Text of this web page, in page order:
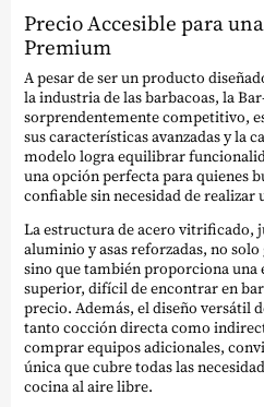
Precio Accesible para
Premium
A pesar de ser un producto
la industria de las barbacoas, la
sorprendentemente competitivo,
sus características avanzadas y la
modelo logra equilibrar
una opción perfecta para quienes
confiable sin necesidad de realizar
La estructura de acero vitrificado,
aluminio y asas reforzadas, no
sino que también proporciona una
superior, difícil de encontrar en
precio. Además, el diseño versátil
tanto cocción directa como
comprar equipos adicionales,
única que cubre todas las
cocina al aire libre.